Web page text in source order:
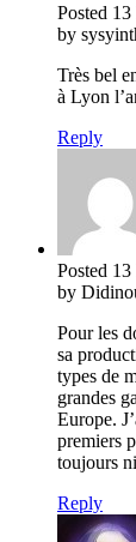
Posted 13
by
Très bel
à Lyon
Reply
Posted 13
by
Pour les
sa
types de
grandes
Europe.
premiers
toujours
Reply